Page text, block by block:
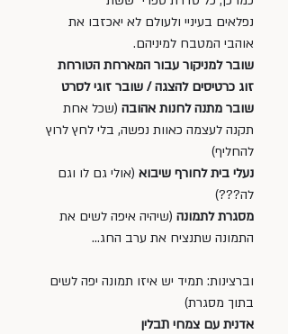
נפלאים בעיניי ולעולם לא יאכזבו את
אוהבי המטבח למיניהם.
שובר למניקור עבור המארחת הטורחת
זוג כרטיסים להצגה / שובר זוגי לסרט
שובר מתנה לחנות אהובה (שכל אחת
תקנה לעצמה כאוות נפשה, בלי לחץ לרוץ
להחליף)
נעלי בית לחורף שיבוא (אולי גם לו וגם
לה???)
מסגרת לתמונה (שיהיה איפה לשים את
התמונה שתנציח את ערב החג…
וברצינות: תמיד יש איזו תמונה יפה לשים
בתוך מסגרת)
אדנית עם צמחי תבלין